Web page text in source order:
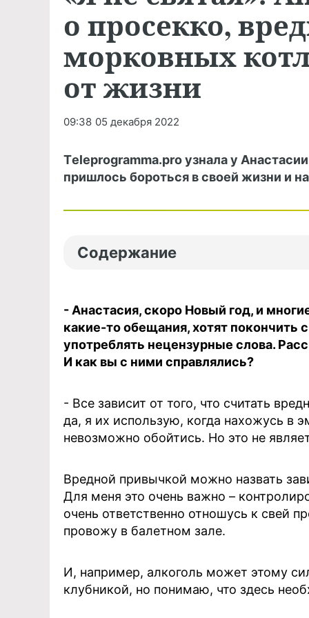
о просекко,
морковных
от жизни
09:38 05 декабря 2022
Тeleprogramma.pro узнала у
пришлось бороться в своей жизни и
Содержание
- Анастасия, скоро Новый год, и
какие-то обещания, хотят
употреблять нецензурные слова.
И как вы с ними справлялись?
- Все зависит от того, что считать
да, я их использую, когда нахожусь в
невозможно обойтись. Но это не
Вредной привычкой можно назвать
Для меня это очень важно –
очень ответственно отношусь к свей
провожу в балетном зале.
И, например, алкоголь может этому
клубникой, но понимаю, что здесь